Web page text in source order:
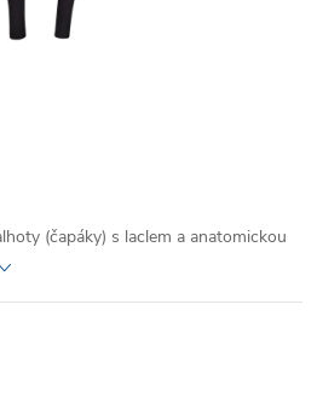
(čapáky) s laclem a anatomickou